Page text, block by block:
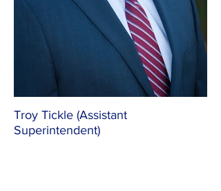
Troy Tickle (Assistant
Superintendent)